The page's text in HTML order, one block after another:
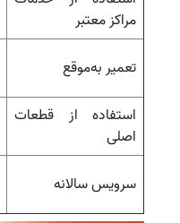
مراکز معتبر
تعمیر به‌موقع
استفاده از قطعات
اصلی
سرویس سالانه